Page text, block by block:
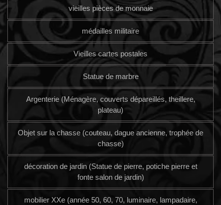
vieilles pièces de monnaie
médailles militaire
Vieilles cartes postales
Statue de marbre
Argenterie (Ménagère, couverts dépareillés, theillere,
plateau)
Objet sur la chasse (couteau, dague ancienne, trophée de
chasse)
décoration de jardin (Statue de pierre, potiche pierre et
fonte salon de jardin)
mobilier XXe (année 50, 60, 70, luminaire, lampadaire,